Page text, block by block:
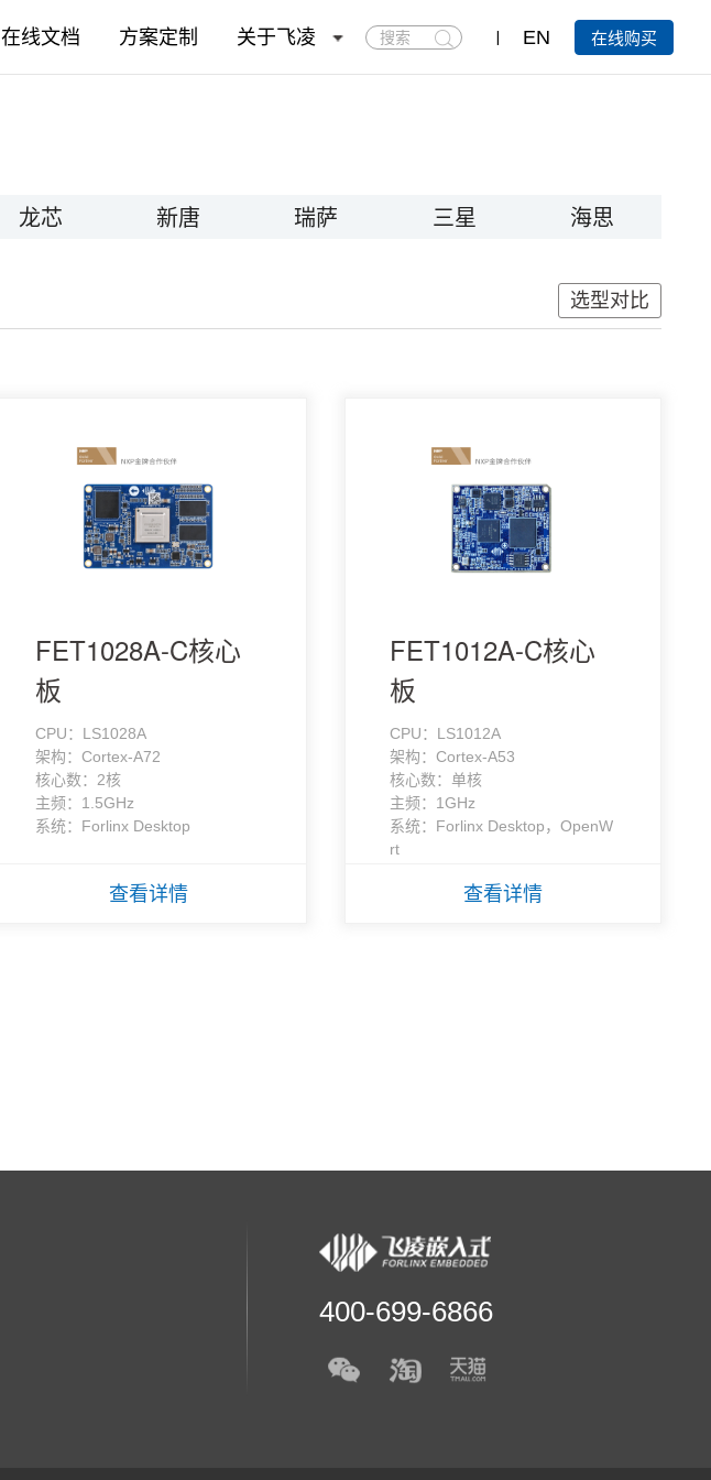
在线文档 方案定制 关于飞凌
搜
索
EN 在线购买
龙芯 新唐 瑞萨 三星 海思
选型对比
FET1028A-C核心
板
CPU：LS1028A
架构：Cortex-A72
核心数：2核
主频：1.5GHz
系统：Forlinx Desktop
查看详情
FET1012A-C核心
板
CPU：LS1012A
架构：Cortex-A53
核心数：单核
主频：1GHz
系统：Forlinx Desktop，OpenW
rt
查看详情
400-699-6866